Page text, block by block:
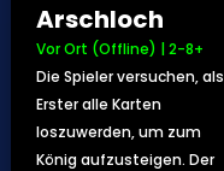
Arschloch
Vor Ort (Offline) |2-8+
Die Spieler versuchen, als
Erster alle Karten
loszuwerden, um zum
König aufzusteigen. Der